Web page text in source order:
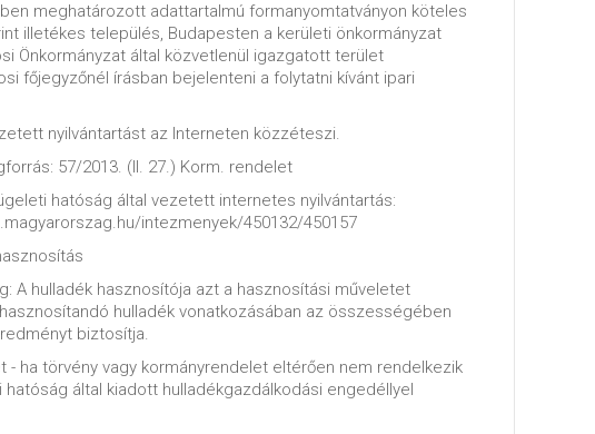
meghatározott adattartalmú formanyomtatványon köteles
illetékes település, Budapesten a kerületi önkormányzat
Önkormányzat által közvetlenül igazgatott terület
főjegyzőnél írásban bejelenteni a folytatni kívánt ipari
nyilvántartást az Interneten közzéteszi.
57/2013. (II. 27.) Korm. rendelet
hatóság által vezetett internetes nyilvántartás:
intezmenyek/450132/450157
A hulladék hasznosítója azt a hasznosítási műveletet
hulladék vonatkozásában az összességében
biztosítja.
- ha törvény vagy kormányrendelet eltérően nem rendelkezik
által kiadott hulladékgazdálkodási engedéllyel